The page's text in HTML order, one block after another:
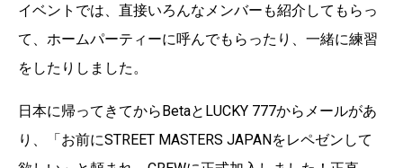
イベントでは、直接いろんなメンバーも紹介してもらっ
て、ホームパーティーに呼んでもらったり、一緒に練習
をしたりしました。
日本に帰ってきてからBetaとLUCKY 777からメールがあ
り、「お前にSTREET MASTERS JAPANをレペゼンして